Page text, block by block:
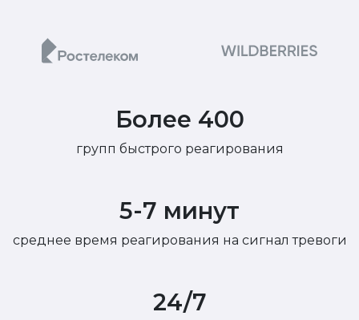
Более 400
групп быстрого реагирования
5-7 минут
среднее время реагирования на сигнал тревоги
24/7